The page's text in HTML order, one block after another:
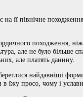
її північне
походження,
але не було більше
але платять данину.
найдавніші
їжу просо, чому і